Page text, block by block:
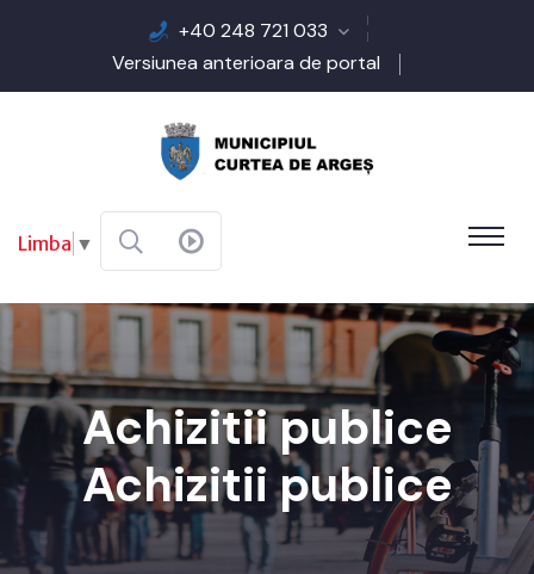
+40 248 721 033
Versiunea anterioara de portal
Limba ▼
Achizitii publice
Achizitii publice